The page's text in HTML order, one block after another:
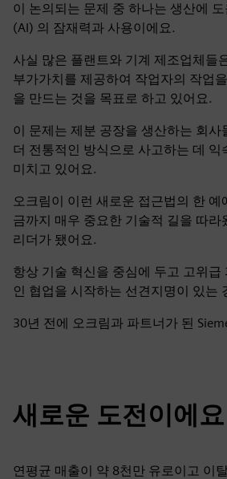
이 논의되는 문제 중 하나는 생산에
(AI) 의 잠재력과 사용이에요.
사실 많은 플랜트와 기계 제조업체들
부가가치를 제공하여 작업자의 작업
을 만드는 것을 목표로 하고 있어요.
이 문제는 제분 공장을 생산하는 회사
더 전통적인 방식으로 사고하는 데 익
미치고 있어요.
오크림이 이런 새로운 접근법의 한 예
금까지 매우 중요한 기술적 길을 따라
리더가 됐어요.
항상 기술 혁신을 중심에 두고 고위급
인 협업을 시작하는 선견지명이 있는
30년 전에 오크림과 파트너가 된
새로운 도전이에요
연평균 매출이 약 8천만 유로이고 이